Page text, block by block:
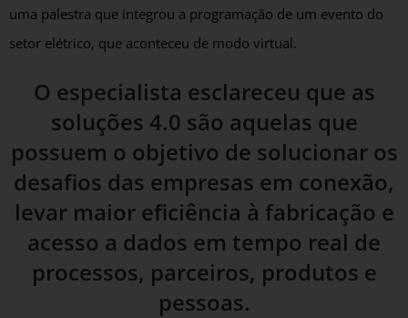
uma palestra que integrou a programação de um evento do
setor elétrico, que aconteceu de modo virtual.
O especialista esclareceu que as
soluções 4.0 são aquelas que
possuem o objetivo de solucionar os
desafios das empresas em conexão,
levar maior eficiência à fabricação e
acesso a dados em tempo real de
processos, parceiros, produtos e
pessoas.